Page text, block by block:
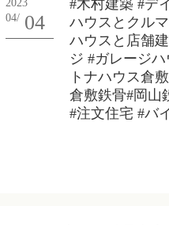
2023
04/ 04
#木村建築 #デ
ハウスとクル
ハウスと店舗
ジ #ガレージ
トナハウス倉
倉敷鉄骨#岡山
#注文住宅 #バ